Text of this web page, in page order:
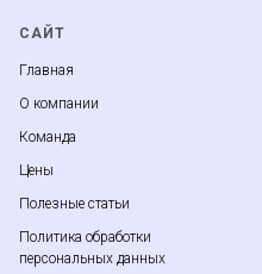
САЙТ
Главная
О компании
Команда
Цены
Полезные статьи
Политика обработки
персональных данных